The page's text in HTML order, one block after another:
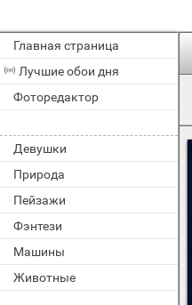
Главная страница
Лучшие обои дня
Фоторедактор
Девушки
Природа
Пейзажи
Фэнтези
Машины
Животные